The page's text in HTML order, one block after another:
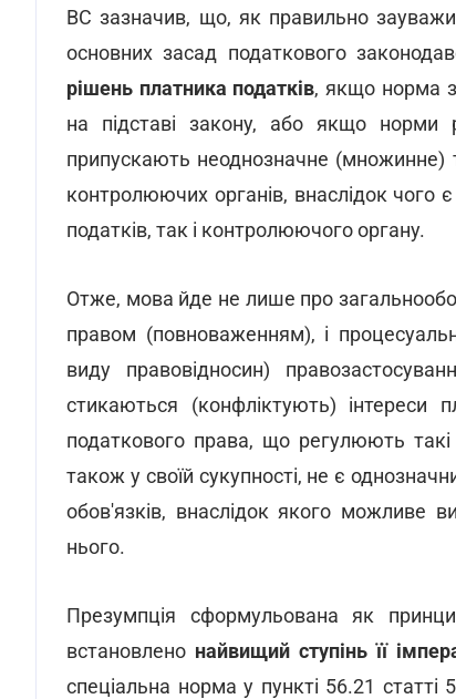
ВС зазначив, що, як правильно
основних засад податкового
рішень платника податків, якщо норма
на підставі закону, або якщо норми
припускають неоднозначне (множинне)
контролюючих органів, внаслідок чого
податків, так і контролюючого органу.
Отже, мова йде не лише про
правом (повноваженням), і
виду правовідносин)
стикаються (конфліктують) інтереси
податкового права, що регулюють
також у своїй сукупності, не є
обов'язків, внаслідок якого можливе
нього.
Презумпція сформульована як
встановлено найвищий ступінь її
спеціальна норма у пункті 56.21